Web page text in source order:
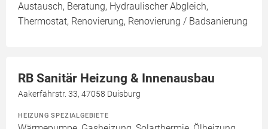
Austausch, Beratung, Hydraulischer Abgleich,
Thermostat, Renovierung, Renovierung / Badsanierung
RB Sanitär Heizung & Innenausbau
Aakerfährstr. 33, 47058 Duisburg
HEIZUNG SPEZIALGEBIETE